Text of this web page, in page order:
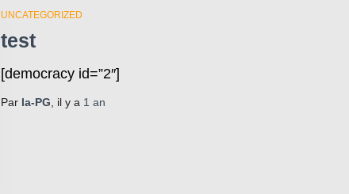
UNCATEGORIZED
test
[democracy id=”2″]
Par la-PG , il y a 1 an